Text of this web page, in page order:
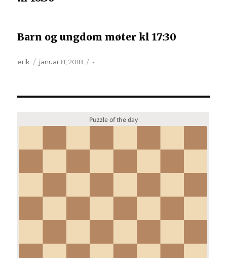
Barn og ungdom møter kl 17:30
Forfatter
erik Publisert
januar 8, 2018 Kategorier
-